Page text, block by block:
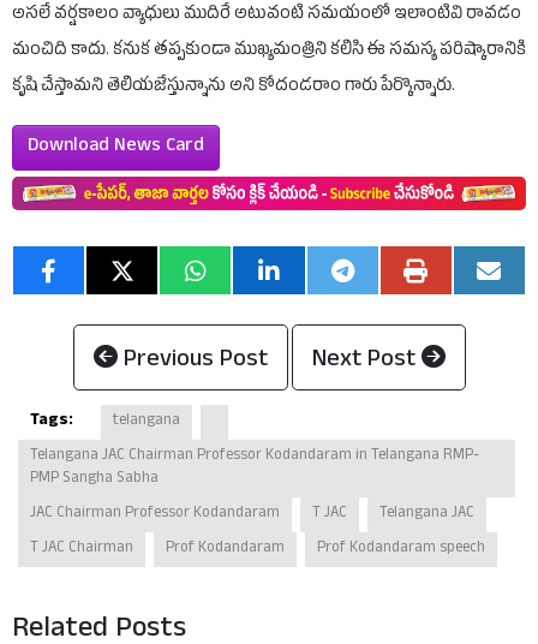
అసలే వర్షకాలం వ్యాధులు ముదిరే అటువంటి సమయంలో ఇలాంటివి రావడం
మంచిది కాదు. కనుక తప్పకుండా ముఖ్యమంత్రిని కలిసి ఈ సమస్య పరిష్కారానికి
కృషి చేస్తామని తెలియజేస్తున్నాను అని కోదండరాం గారు పేర్కొన్నారు.
Download News Card
Previous Post Next Post
Tags:
telangana
Telangana JAC Chairman Professor Kodandaram in Telangana RMP-
PMP Sangha Sabha
JAC Chairman Professor Kodandaram
T JAC
Telangana JAC
T JAC Chairman
Prof Kodandaram Prof Kodandaram speech
Related Posts